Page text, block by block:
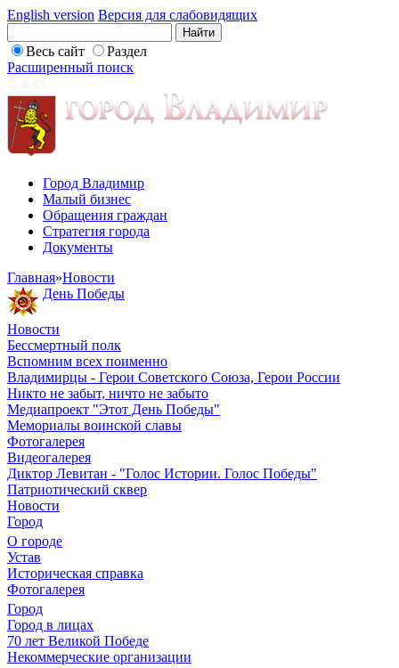
English version Версия для слабовидящих
Весь сайт
Раздел
Расширенный поиск
Город Владимир
Малый бизнес
Обращения граждан
Стратегия города
Документы
Главная»Новости
День Победы
Новости
Бессмертный полк
Вспомним всех поименно
Владимирцы - Герои Советского Союза, Герои России
Никто не забыт, ничто не забыто
Медиапроект "Этот День Победы"
Мемориалы воинской славы
Фотогалерея
Видеогалерея
Диктор Левитан - "Голос Истории. Голос Победы"
Патриотический сквер
Новости
Город
О городе
Устав
Историческая справка
Фотогалерея
Город
Город в лицах
70 лет Великой Победе
Некоммерческие организации